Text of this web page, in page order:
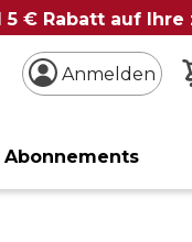
€ Rabatt auf
Anmelden
Abonnements